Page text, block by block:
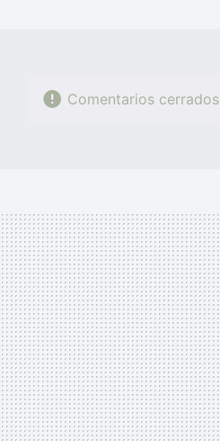
Comentarios cerrados